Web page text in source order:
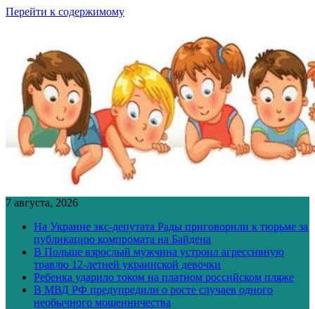
Перейти к содержимому
7 августа, 2026
На Украине экс-депутата Рады приговорили к тюрьме за
публикацию компромата на Байдена
В Польше взрослый мужчина устроил агрессивную
травлю 12-летней украинской девочки
Ребенка ударило током на платном российском пляже
В МВД РФ предупредили о росте случаев одного
необычного мошенничества